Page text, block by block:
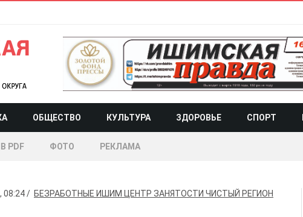
ОБЩЕСТВО КУЛЬТУРА ЗДОРОВЬЕ СПОРТ
PDF ФОТО РЕКЛАМА
08:24 БЕЗРАБОТНЫЕ ИШИМ ЦЕНТР ЗАНЯТОСТИ ЧИСТЫЙ РЕГИОН